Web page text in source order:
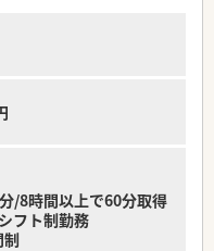
歩圏内！交通アクセスが抜
いる薬局です！
方！
業を叶えたい方！
/8時間以上で60分取得
フト制勤務